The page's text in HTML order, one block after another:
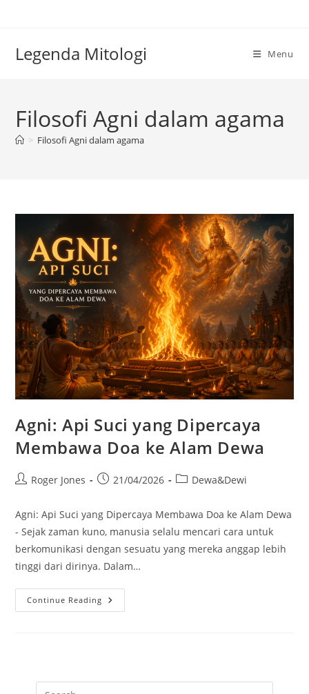
Legenda Mitologi Menu
Filosofi Agni dalam agama
> Filosofi Agni dalam agama
Agni: Api Suci yang Dipercaya
Membawa Doa ke Alam Dewa
PostRoger Jones
Post21/04/2026
PostDewa&Dewi
Agni: Api Suci yang Dipercaya Membawa Doa ke Alam Dewa
- Sejak zaman kuno, manusia selalu mencari cara untuk
berkomunikasi dengan sesuatu yang mereka anggap lebih
tinggi dari dirinya. Dalam…
Continue Reading Agni:
Api
Dewa